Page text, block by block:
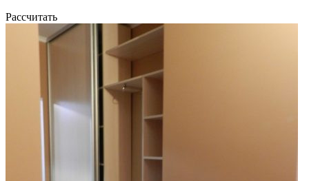
Рассчитать